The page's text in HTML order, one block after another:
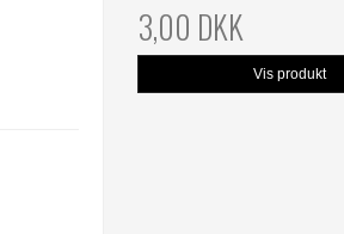
3,00 DKK
Vis produkt